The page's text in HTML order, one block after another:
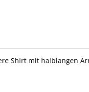
Shirt mit halblangen